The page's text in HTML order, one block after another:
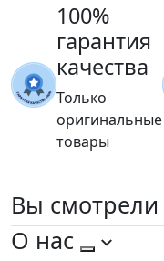
100%
гарантия
качества
Только
оригинальные
товары
Вы смотрели
О нас